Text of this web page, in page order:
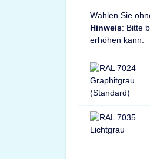
Wählen Sie
Hinweis: Bitte
erhöhen kann.